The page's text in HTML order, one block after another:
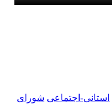
استانی-اجتماعی شورای